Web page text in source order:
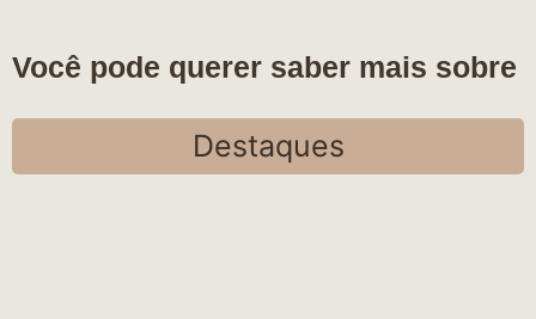
Você pode querer saber mais sobre
Destaques